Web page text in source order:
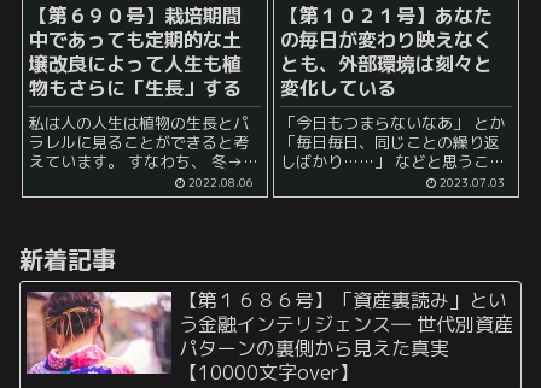
【第６９０号】栽培期間
中であっても定期的な土
壌改良によって人生も植
物もさらに「生長」する
私は人の人生は植物の生長とパ
ラレルに見ることができると考
えています。 すなわち、 冬→春
で、 実りの秋＝成果物が収穫で
2022.08.06
【第１０２１号】あなた
の毎日が変わり映えなく
とも、外部環境は刻々と
変化している
「今日もつまらないなあ」 とか
「毎日毎日、同じことの繰り返
しばかり……」 などと思うこと
クをしている場合も、 「今日も
2023.07.03
新着記事
【第１６８６号】「資産裏読み」とい
う金融インテリジェンス― 世代別資産
パターンの裏側から見えた真実
【10000文字over】